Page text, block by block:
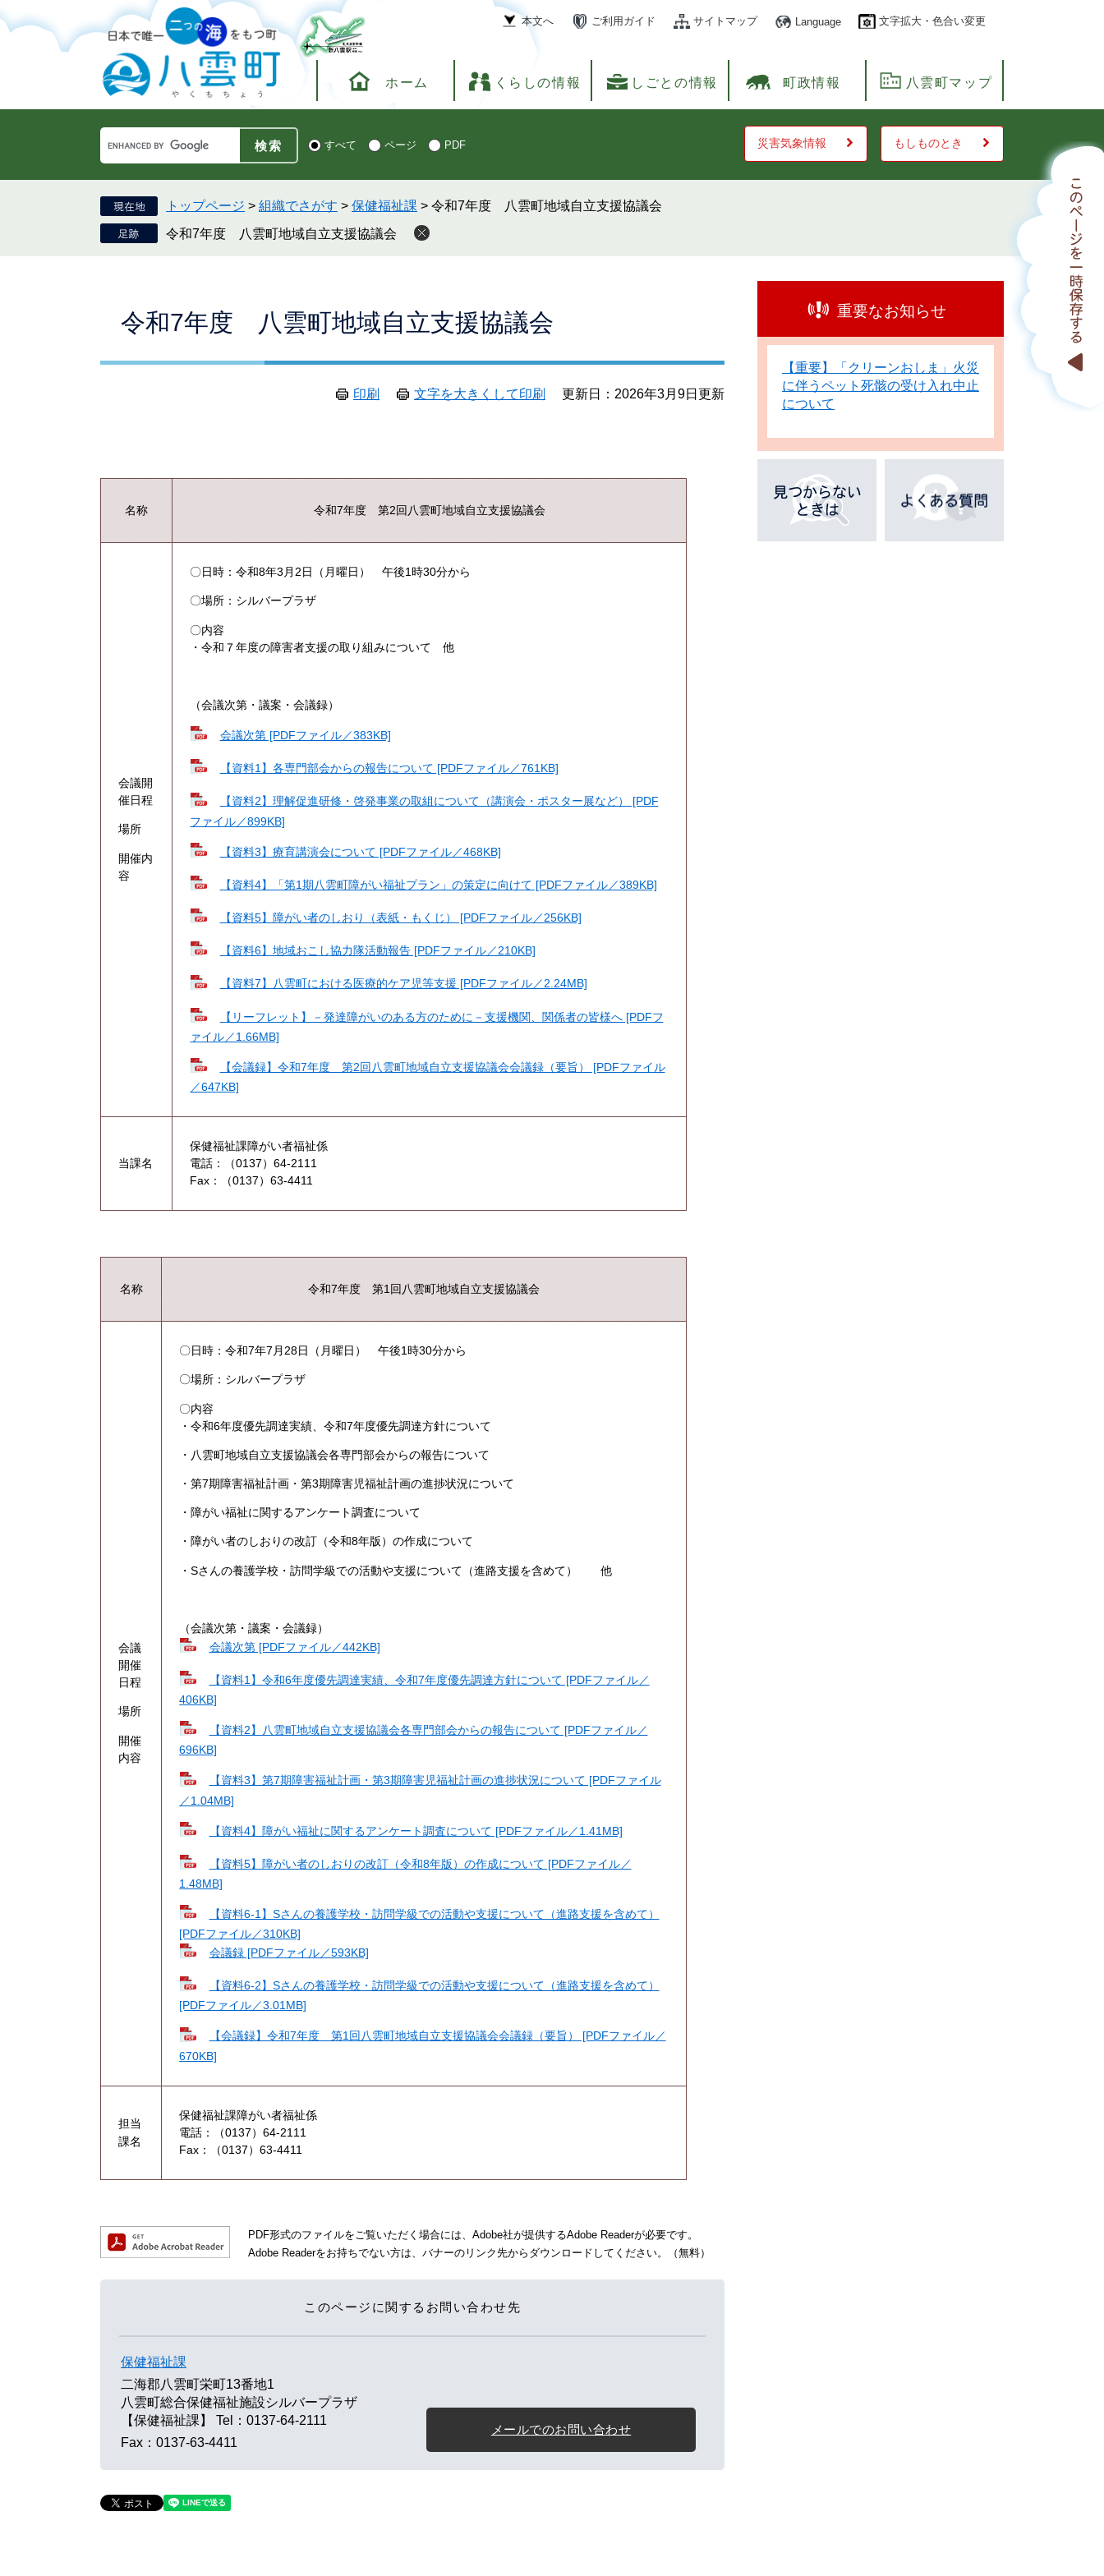
ー
で
ニ
ば
文
本文へ ご利用ガイド サイトマップ Language 文字拡大・色合い変更
ホーム くらしの情報 しごとの情報 町政情報 八雲町マップ
Google
カ
ス
タ
ム
検
検 すべて ページ PDF 災害気象情報 もしものとき
トップページ > 組織でさがす > 保健福祉課 > 令和7年度 八雲町地域自立支援協議会
令和7年度 八雲町地域自立支援協議会
令和7年度 八雲町地域自立支援協議会
印刷 文字を大きくして印刷 更新日：2026年3月9日更新
名称 令和7年度 第2回八雲町地域自立支援協議会
会議開
催日程
場所
開催内
容
〇日時：令和8年3月2日（月曜日） 午後1時30分から
〇場所：シルバープラザ
〇内容
・令和７年度の障害者支援の取り組みについて 他
（会議次第・議案・会議録）
会議次第 [PDFファイル／383KB]
【資料1】各専門部会からの報告について [PDFファイル／761KB]
【資料2】理解促進研修・啓発事業の取組について（講演会・ポスター展など） [PDF
ファイル／899KB]
【資料3】療育講演会について [PDFファイル／468KB]
【資料4】「第1期八雲町障がい福祉プラン」の策定に向けて [PDFファイル／389KB]
【資料5】障がい者のしおり（表紙・もくじ） [PDFファイル／256KB]
【資料6】地域おこし協力隊活動報告 [PDFファイル／210KB]
【資料7】八雲町における医療的ケア児等支援 [PDFファイル／2.24MB]
【リーフレット】－発達障がいのある方のために－支援機関、関係者の皆様へ [PDFフ
ァイル／1.66MB]
【会議録】令和7年度 第2回八雲町地域自立支援協議会会議録（要旨） [PDFファイル
／647KB]
当課名
保健福祉課障がい者福祉係
電話：（0137）64-2111
Fax：（0137）63-4411
名称 令和7年度 第1回八雲町地域自立支援協議会
会議
開催
日程
場所
開催
内容
〇日時：令和7年7月28日（月曜日） 午後1時30分から
〇場所：シルバープラザ
〇内容
・令和6年度優先調達実績、令和7年度優先調達方針について
・八雲町地域自立支援協議会各専門部会からの報告について
・第7期障害福祉計画・第3期障害児福祉計画の進捗状況について
・障がい福祉に関するアンケート調査について
・障がい者のしおりの改訂（令和8年版）の作成について
・Sさんの養護学校・訪問学級での活動や支援について（進路支援を含めて） 他
（会議次第・議案・会議録）
会議次第 [PDFファイル／442KB]
【資料1】令和6年度優先調達実績、令和7年度優先調達方針について [PDFファイル／
406KB]
【資料2】八雲町地域自立支援協議会各専門部会からの報告について [PDFファイル／
696KB]
【資料3】第7期障害福祉計画・第3期障害児福祉計画の進捗状況について [PDFファイル
／1.04MB]
【資料4】障がい福祉に関するアンケート調査について [PDFファイル／1.41MB]
【資料5】障がい者のしおりの改訂（令和8年版）の作成について [PDFファイル／
1.48MB]
【資料6-1】Sさんの養護学校・訪問学級での活動や支援について（進路支援を含めて）
[PDFファイル／310KB]
会議録 [PDFファイル／593KB]
【資料6-2】Sさんの養護学校・訪問学級での活動や支援について（進路支援を含めて）
[PDFファイル／3.01MB]
【会議録】令和7年度 第1回八雲町地域自立支援協議会会議録（要旨） [PDFファイル／
670KB]
担当
課名
保健福祉課障がい者福祉係
電話：（0137）64-2111
Fax：（0137）63-4411
PDF形式のファイルをご覧いただく場合には、Adobe社が提供するAdobe Readerが必要です。
Adobe Readerをお持ちでない方は、バナーのリンク先からダウンロードしてください。（無料）
このページに関するお問い合わせ先
保健福祉課
二海郡八雲町栄町13番地1
八雲町総合保健福祉施設シルバープラザ
【保健福祉課】
Tel：0137-64-2111
Fax：0137-63-4411
メールでのお問い合わせ
重要なお知らせ
【重要】「クリーンおしま」火災
に伴うペット死骸の受け入れ中止
について